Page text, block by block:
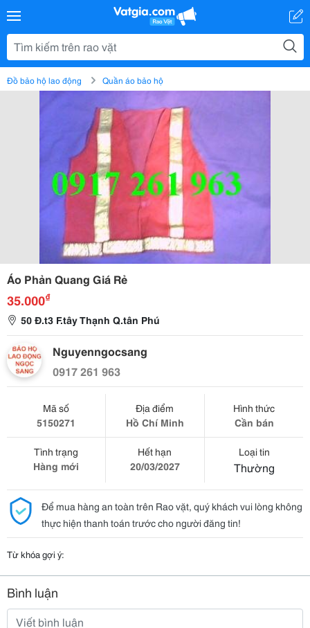
Đồ bảo hộ lao động Quần áo bảo hộ
Áo Phản Quang Giá Rẻ
35.000₫
50 Đ.t3 F.tây Thạnh Q.tân Phú
Nguyenngocsang
0917 261 963
Mã số
5150271
Địa điểm
Hồ Chí Minh
Hình thức
Cần bán
Tình trạng
Hàng mới
Hết hạn
20/03/2027
Loại tin
Thường
Để mua hàng an toàn trên Rao vặt, quý khách vui lòng không
thực hiện thanh toán trước cho người đăng tin!
Từ khóa gợi ý:
Bình luận